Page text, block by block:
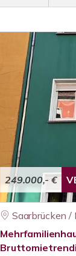
249.000,- €
Saarbrücken